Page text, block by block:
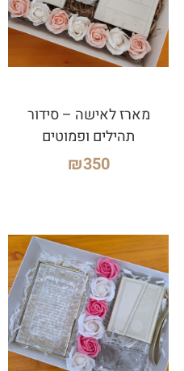
מארז לאישה – סידור
תהילים ופמוטים
₪350